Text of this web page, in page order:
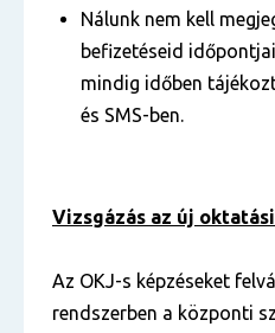
Nálunk nem kell
befizetéseid
mindig időben
és SMS-ben.
Vizsgázás az új
Az OKJ-s képzéseket
rendszerben a központi